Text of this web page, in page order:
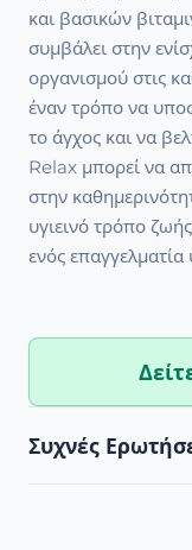
και βασικών
συμβάλει στην
οργανισμού στις
έναν τρόπο να
το άγχος και να
Relax μπορεί να
στην
υγιεινό τρόπο
ενός επαγγελματία
Συχνές